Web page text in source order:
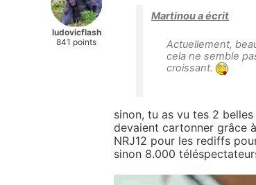
ludovicflash
841 points
Martinou a écrit
Actuellement,
cela ne semble
croissant.
sinon, tu as vu tes 2
devaient cartonner grâce
NRJ12 pour les rediffs
sinon 8.000